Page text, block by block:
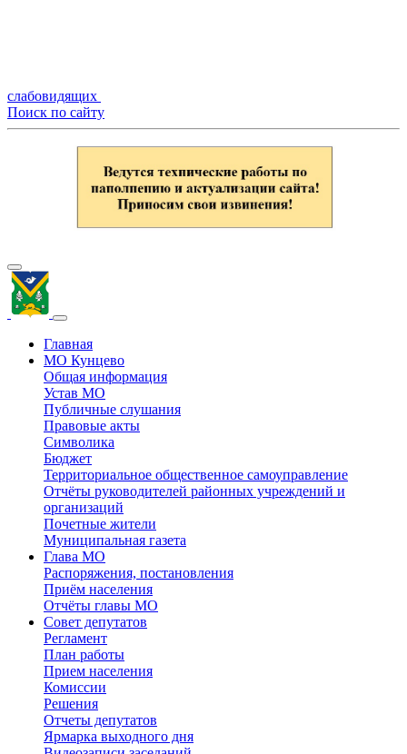
слабовидящих
Поиск по сайту
Главная
МО Кунцево
Общая информация
Устав МО
Публичные слушания
Правовые акты
Символика
Бюджет
Территориальное общественное самоуправление
Отчёты руководителей районных учреждений и
организаций
Почетные жители
Муниципальная газета
Глава МО
Распоряжения, постановления
Приём населения
Отчёты главы МО
Совет депутатов
Регламент
План работы
Прием населения
Комиссии
Решения
Отчеты депутатов
Ярмарка выходного дня